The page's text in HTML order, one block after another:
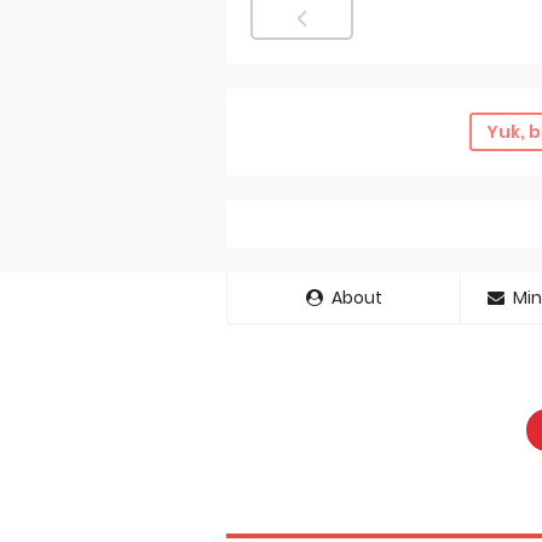
Yuk,
About